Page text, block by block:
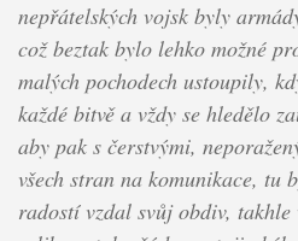
nepřátelských vojsk byly
což beztak bylo lehko možné
malých pochodech ustoupily,
každé bitvě a vždy se hledělo
aby pak s čerstvými,
všech stran na komunikace, tu
radostí vzdal svůj obdiv,